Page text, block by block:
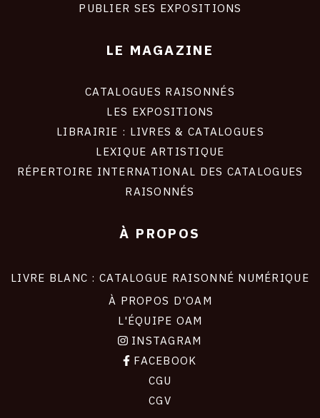
PUBLIER SES EXPOSITIONS
LE MAGAZINE
CATALOGUES RAISONNÉS
LES EXPOSITIONS
LIBRAIRIE : LIVRES & CATALOGUES
LEXIQUE ARTISTIQUE
RÉPERTOIRE INTERNATIONAL DES CATALOGUES
RAISONNÉS
À PROPOS
LIVRE BLANC : CATALOGUE RAISONNÉ NUMÉRIQUE
À PROPOS D'OAM
L'ÉQUIPE OAM
INSTAGRAM
FACEBOOK
CGU
CGV